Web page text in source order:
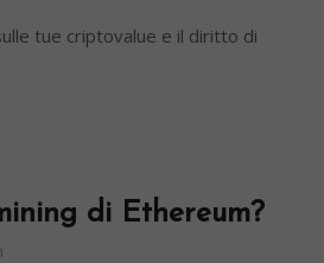
tue criptovalue e il diritto di
di Ethereum?